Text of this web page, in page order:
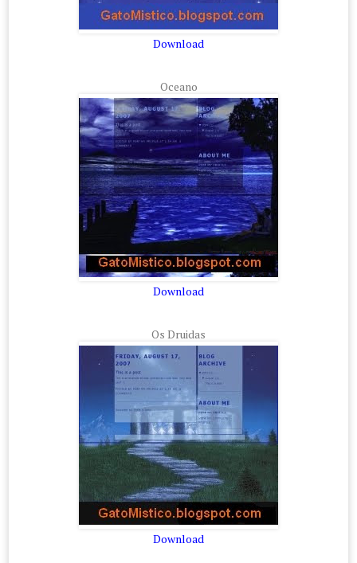
Download
Oceano
Download
Os Druidas
Download